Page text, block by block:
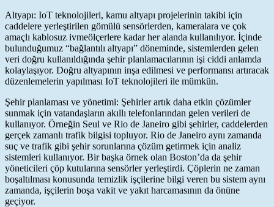
Altyapı: IoT teknolojileri, kamu altyapı projelerinin takibi için
caddelere yerleştirilen gömülü sensörlerden, kameralara ve çok
amaçlı kablosuz ivmeölçerlere kadar her alanda kullanılıyor. İçinde
bulunduğumuz “bağlantılı altyapı” döneminde, sistemlerden gelen
veri doğru kullanıldığında şehir planlamacılarının işi ciddi anlamda
kolaylaşıyor. Doğru altyapının inşa edilmesi ve performansı artıracak
düzenlemelerin yapılması IoT teknolojileri ile mümkün.
Şehir planlaması ve yönetimi: Şehirler artık daha etkin çözümler
sunmak için vatandaşların akıllı telefonlarından gelen verileri de
kullanıyor. Örneğin Seul ve Rio de Janeiro gibi şehirler, caddelerden
gerçek zamanlı trafik bilgisi topluyor. Rio de Janeiro aynı zamanda
suç ve trafik gibi şehir sorunlarına çözüm getirmek için analiz
sistemleri kullanıyor. Bir başka örnek olan Boston’da da şehir
yöneticileri çöp kutularına sensörler yerleştirdi. Çöplerin ne zaman
boşaltılması konusunda temizlik işçilerine bilgi veren bu sistem aynı
zamanda, işçilerin boşa vakit ve yakıt harcamasının da önüne
geçiyor.